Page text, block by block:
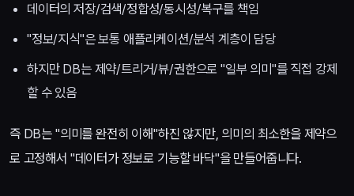
데이터의 저장/검색/정합성/동시성/복구를 책임
"정보/지식"은 보통 애플리케이션/분석 계층이 담당
하지만 DB는 제약/트리거/뷰/권한으로 "일부 의미"를 직접 강제
할 수 있음
즉 DB는 "의미를 완전히 이해"하진 않지만, 의미의 최소한을 제약으
로 고정해서 "데이터가 정보로 기능할 바닥"을 만들어줍니다.